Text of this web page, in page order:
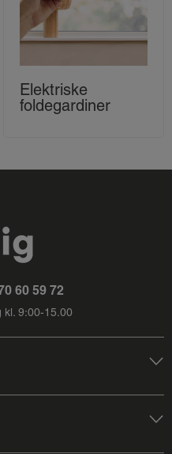
Elektriske
foldegardiner
60 59 72
kl. 9:00-15.00